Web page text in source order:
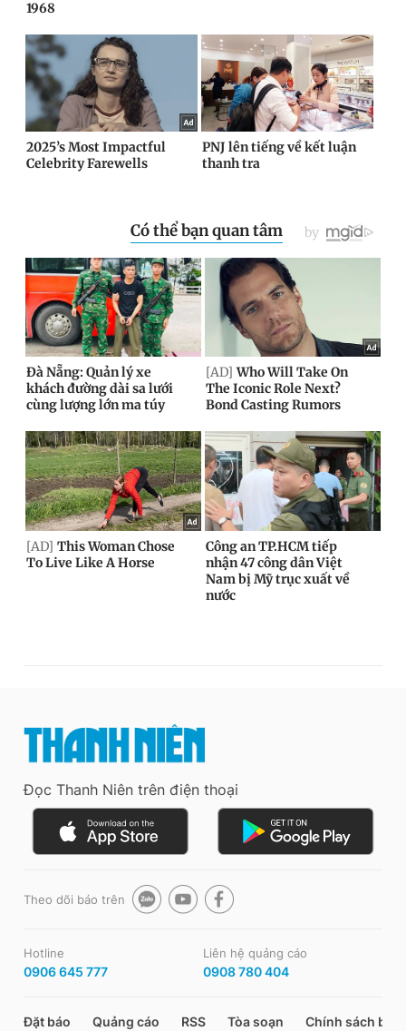
Đọc Thanh Niên trên điện thoại
Theo dõi báo trên
Hotline
0906 645 777
Liên hệ quảng cáo
0908 780 404
Đặt báo Quảng cáo RSS Tòa soạn Chính sách bảo